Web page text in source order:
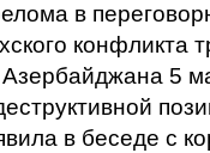
в
конфликта
5
в беседе с